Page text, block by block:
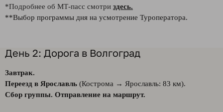
*Подробнее об МТ-пасс смотри здесь.
**Выбор программы дня на усмотрение Туроператора.
День 2: Дорога в Волгоград
Завтрак.
Переезд в Ярославль (Кострома → Ярославль: 83 км).
Сбор группы. Отправление на маршрут.